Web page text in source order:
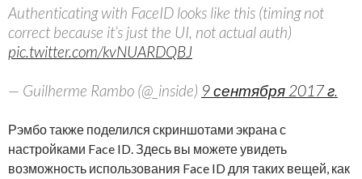
Authenticating with FaceID looks like this (timing not
correct because it’s just the UI, not actual auth)
pic.twitter.com/kvNUARDQBJ
— Guilherme Rambo (@_inside) 9 сентября 2017 г.
Рэмбо также поделился скриншотами экрана с
настройками Face ID. Здесь вы можете увидеть
возможность использования Face ID для таких вещей, как